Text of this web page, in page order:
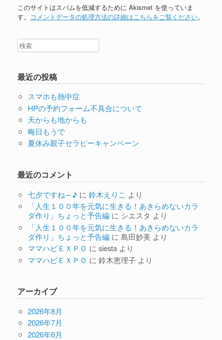
このサイトはスパムを低減するために Akismet を使っていま
す。 コメントデータの処理方法の詳細はこちらをご覧ください。
最近の投稿
スマホも熱中症
HPの予約フォーム不具合について
天からも地からも
晦日もうで
夏休み親子セラピーキャンペーン
最近のコメント
七夕ですね～♪に 鈴木えりこ より
「人生１００年を元気に生きる！あきらめないカラ
ダ作り」ちょっと予告編に シエスタ より
「人生１００年を元気に生きる！あきらめないカラ
ダ作り」ちょっと予告編に 島田妙美 より
ママハピＥＸＰＯ に siestaより
ママハピＥＸＰＯ に 鈴木恵理子より
アーカイブ
2026年8月
2026年7月
2026年6月